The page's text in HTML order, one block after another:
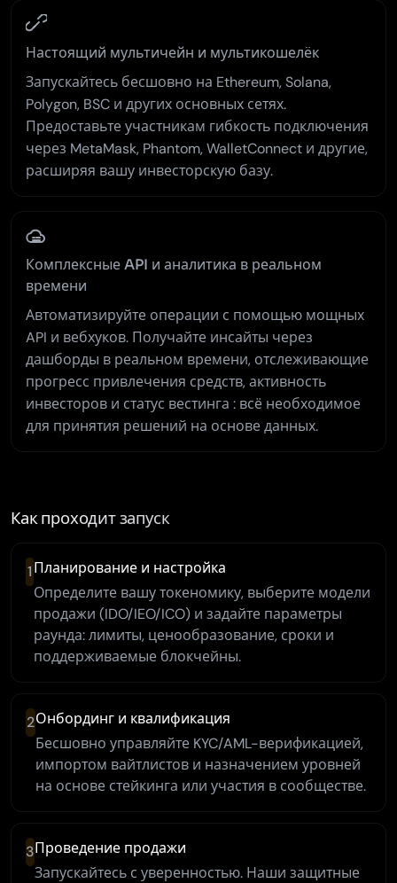
Настоящий мультичейн и мультикошелёк
Запускайтесь бесшовно на Ethereum, Solana,
Polygon, BSC и других основных сетях.
Предоставьте участникам гибкость подключения
через MetaMask, Phantom, WalletConnect и другие,
расширяя вашу инвесторскую базу.
Комплексные API и аналитика в реальном
времени
Автоматизируйте операции с помощью мощных
API и вебхуков. Получайте инсайты через
дашборды в реальном времени, отслеживающие
прогресс привлечения средств, активность
инвесторов и статус вестинга : всё необходимое
для принятия решений на основе данных.
Как проходит запуск
1Планирование и настройка
Определите вашу токеномику, выберите модели
продажи (IDO/IEO/ICO) и задайте параметры
раунда: лимиты, ценообразование, сроки и
поддерживаемые блокчейны.
2Онбординг и квалификация
Бесшовно управляйте KYC/AML-верификацией,
импортом вайтлистов и назначением уровней
на основе стейкинга или участия в сообществе.
3Проведение продажи
Запускайтесь с уверенностью. Наши защитные